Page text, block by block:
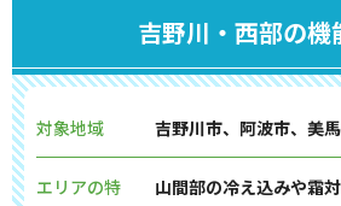
吉野川・西部の機
対象地域 吉野川市、阿波市、美
エリアの特
山間部の冷え込みや霜